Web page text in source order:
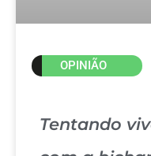
OPINIÃO
Tentando